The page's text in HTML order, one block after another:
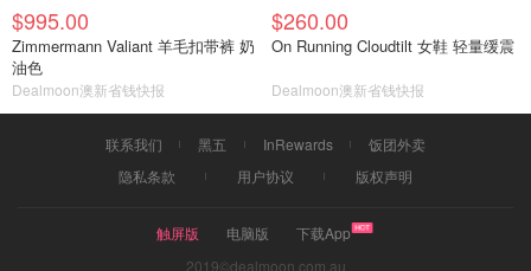
$995.00
Zimmermann Valiant 羊毛扣带裤 奶
油色
Dealmoon澳新省钱快报
$260.00
On Running Cloudtilt 女鞋 轻量缓震
Dealmoon澳新省钱快报
联系我们 黑五 InRewards
饭团外卖
隐私条款
用户协议 版权声明
触屏版 电脑版
下载App
2019©dealmoon.com.au